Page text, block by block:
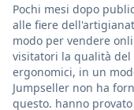
Pochi mesi dopo
alle fiere
modo per vendere
visitatori la qualità
ergonomici, in un
Jumpseller non ha
questo. hanno